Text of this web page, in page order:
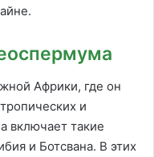
Африки, где он
и
включает такие
и Ботсвана. В этих